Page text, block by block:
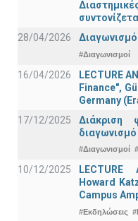
28/04/2026
#Διαγωνισμοί
16/04/2026
LECTURE
Finance",
Germany
17/12/2025
Διάκριση
#Διαγωνισμοί
10/12/2025
LECTURE
Howard
Campus
#Εκδηλώσεις